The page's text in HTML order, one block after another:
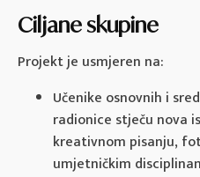
Ciljane skupine
Projekt je usmjeren na:
Učenike osnovnih i
radionice stječu nova
kreativnom pisanju,
umjetničkim